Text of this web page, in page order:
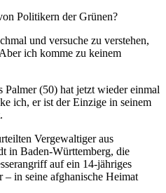
Politikern der Grünen?
und versuche zu verstehen,
ich komme zu keinem
(50) hat jetzt wieder einmal
ich, er ist der Einzige in seinem
Vergewaltiger aus
in Baden-Württemberg, die
auf ein 14-jähriges
in seine afghanische Heimat